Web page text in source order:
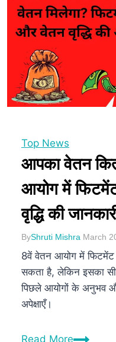
Top News
आपका वेतन
आयोग में
वृद्धि की
ByShruti Mishra March
8वें वेतन आयोग में
सकता है, लेकिन इसका
पिछले आयोगों के अनुभव और
अपेक्षाएँ।
Read More